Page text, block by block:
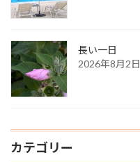
長い一日
2026年8月2日
カテゴリー